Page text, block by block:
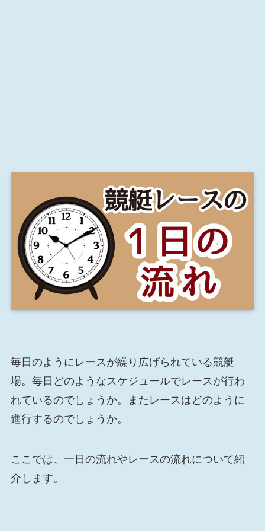
毎日のようにレースが繰り広げられている競艇
場。毎日どのようなスケジュールでレースが行わ
れているのでしょうか。またレースはどのように
進行するのでしょうか。
ここでは、一日の流れやレースの流れについて紹
介します。